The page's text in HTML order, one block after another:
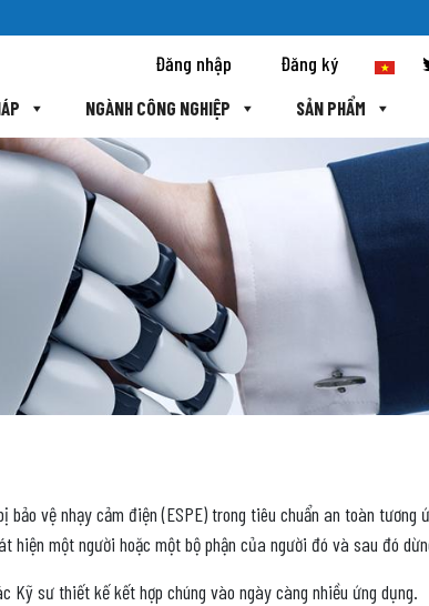
Đăng nhập Đăng ký
NGÀNH CÔNG NGHIỆP SẢN PHẨM
vệ nhạy cảm điện (ESPE) trong tiêu chuẩn an toàn tương
một người hoặc một bộ phận của người đó và sau đó
sư thiết kế kết hợp chúng vào ngày càng nhiều ứng dụng.